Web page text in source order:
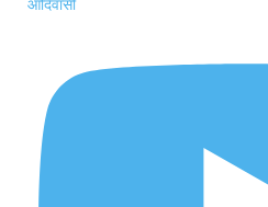
आदिवासी